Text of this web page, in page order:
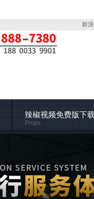
新
辣椒视频免费版下载
Props